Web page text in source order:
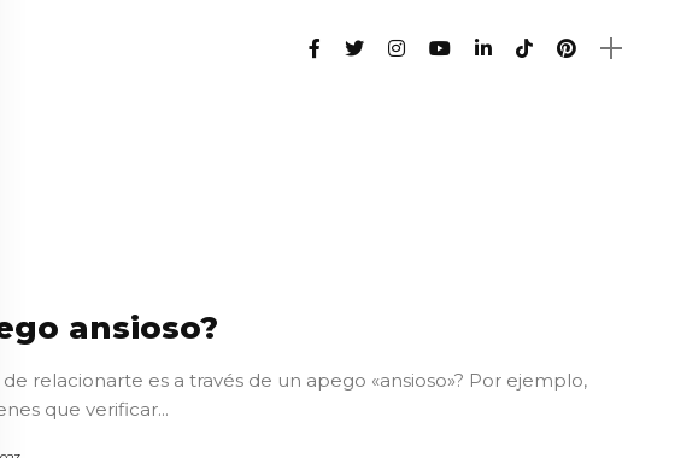
ansioso?
relacionarte es a través de un apego «ansioso»? Por ejemplo,
que verificar...